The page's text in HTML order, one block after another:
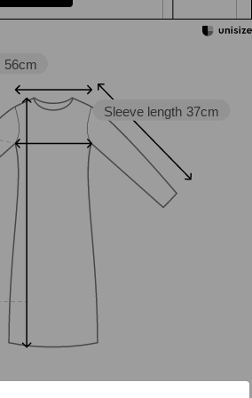
Sleeve length 37cm
56cm